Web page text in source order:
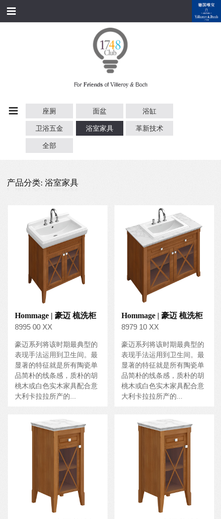
首页
经典产品
资料下载
座厕 面盆 浴缸
卫浴五金 浴室家具 革新技术
全部
产品分类: 浴室家具
Hommage | 豪迈 梳洗柜
8995 00 XX
豪迈系列将该时期最典型的
表现手法运用到卫生间。最
显著的特征就是所有陶瓷单
品简朴的线条感，质朴的胡
桃木或白色实木家具配合意
大利卡拉拉所产的...
Hommage | 豪迈 梳洗柜
8979 10 XX
豪迈系列将该时期最典型的
表现手法运用到卫生间。最
显著的特征就是所有陶瓷单
品简朴的线条感，质朴的胡
桃木或白色实木家具配合意
大利卡拉拉所产的...